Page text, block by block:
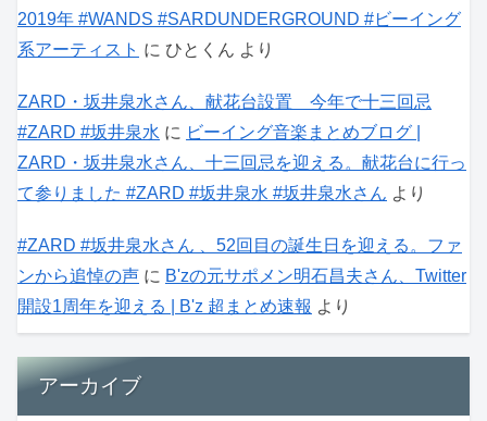
2019年 #WANDS #SARDUNDERGROUND #ビーイング
系アーティスト に ひとくん より
ZARD・坂井泉水さん、献花台設置 今年で十三回忌
#ZARD #坂井泉水 に ビーイング音楽まとめブログ |
ZARD・坂井泉水さん、十三回忌を迎える。献花台に行っ
て参りました #ZARD #坂井泉水 #坂井泉水さん より
#ZARD #坂井泉水さん 、52回目の誕生日を迎える。ファ
ンから追悼の声 に B'zの元サポメン明石昌夫さん、Twitter
開設1周年を迎える | B'z 超まとめ速報 より
アーカイブ